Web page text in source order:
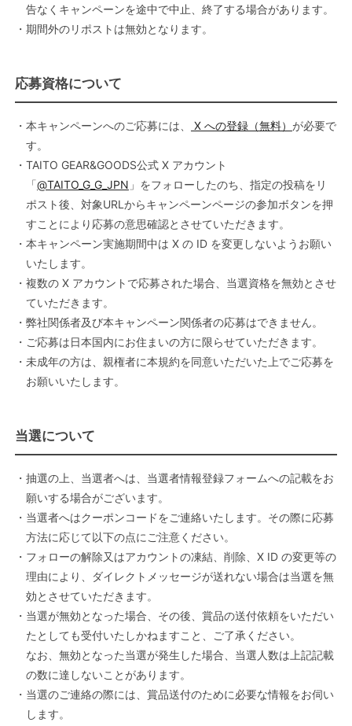
告なくキャンペーンを途中で中止、終了する場合があります。
・期間外のリポストは無効となります。
応募資格について
・本キャンペーンへのご応募には、 X への登録（無料） が必要で
す。
・TAITO GEAR&GOODS公式 X アカウント
「@TAITO_G_G_JPN 」をフォローしたのち、指定の投稿をリ
ポスト後、対象URLからキャンペーンページの参加ボタンを押
すことにより応募の意思確認とさせていただきます。
・本キャンペーン実施期間中は X の ID を変更しないようお願い
いたします。
・複数の X アカウントで応募された場合、当選資格を無効とさせ
ていただきます。
・弊社関係者及び本キャンペーン関係者の応募はできません。
・ご応募は日本国内にお住まいの方に限らせていただきます。
・未成年の方は、親権者に本規約を同意いただいた上でご応募を
お願いいたします。
当選について
・抽選の上、当選者へは、当選者情報登録フォームへの記載をお
願いする場合がございます。
・当選者へはクーポンコードをご連絡いたします。その際に応募
方法に応じて以下の点にご注意ください。
・フォローの解除又はアカウントの凍結、削除、X ID の変更等の
理由により、ダイレクトメッセージが送れない場合は当選を無
効とさせていただきます。
・当選が無効となった場合、その後、賞品の送付依頼をいただい
たとしても受付いたしかねますこと、ご了承ください。
なお、無効となった当選が発生した場合、当選人数は上記記載
の数に達しないことがあります。
・当選のご連絡の際には、賞品送付のために必要な情報をお伺い
します。